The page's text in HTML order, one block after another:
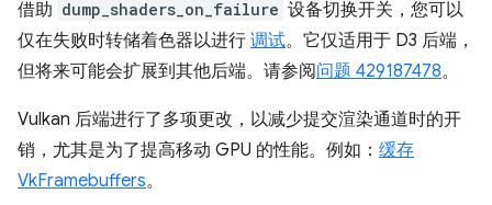
借助 dump_shaders_on_failure 设备切换开关，您可以
仅在失败时转储着色器以进行 调试。它仅适用于 D3 后端，
但将来可能会扩展到其他后端。请参阅问题 429187478。
Vulkan 后端进行了多项更改，以减少提交渲染通道时的开
销，尤其是为了提高移动 GPU 的性能。例如： 缓存
VkFramebuffers。